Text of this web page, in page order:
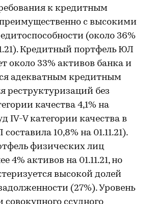
к кредитным
с высокими
(около 36%
Кредитный портфель ЮЛ
около 33% активов банка и
адекватным кредитным
реструктуризаций без
качества 4,1% на
IV-V категории качества в
10,8% на 01.11.21).
физических лиц
4% активов на 01.11.21, но
высокой долей
(27%). Уровень